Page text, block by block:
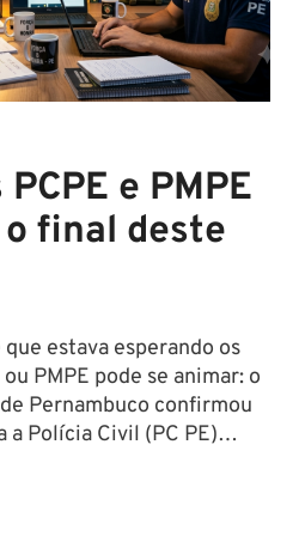
e PMPE
final deste
estava esperando os
PMPE pode se animar: o
Pernambuco confirmou
a Polícia Civil (PC PE)…